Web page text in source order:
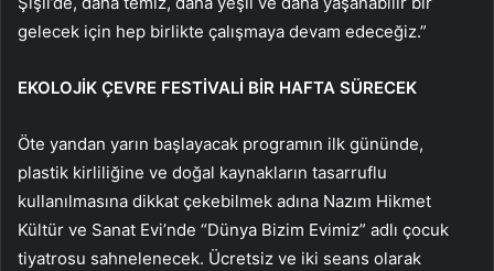
gelecek için hep birlikte çalışmaya devam edeceğiz.”
EKOLOJİK ÇEVRE FESTİVALİ BİR HAFTA SÜRECEK
Öte yandan yarın başlayacak programın ilk gününde,
plastik kirliliğine ve doğal kaynakların tasarruflu
kullanılmasına dikkat çekebilmek adına Nazım Hikmet
Kültür ve Sanat Evi’nde “Dünya Bizim Evimiz” adlı çocuk
tiyatrosu sahnelenecek. Ücretsiz ve iki seans olarak